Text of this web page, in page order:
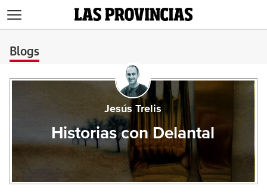
Blogs
Jesús Trelis
Historias con Delantal